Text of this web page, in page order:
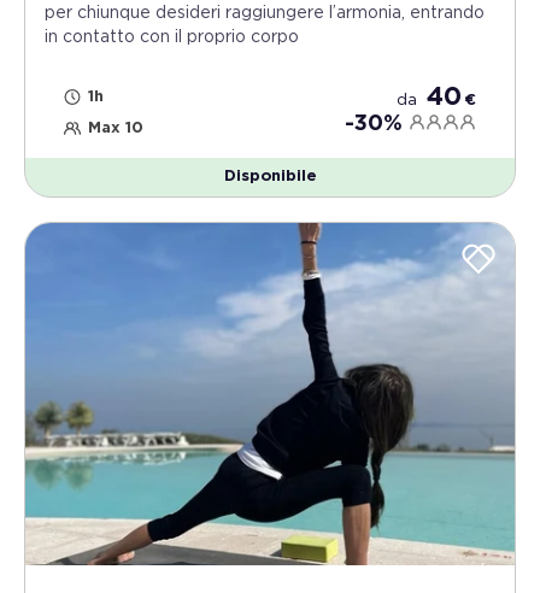
per chiunque desideri raggiungere l’armonia, entrando
in contatto con il proprio corpo
1h
Max 10
da 40 €
-30%
Disponibile